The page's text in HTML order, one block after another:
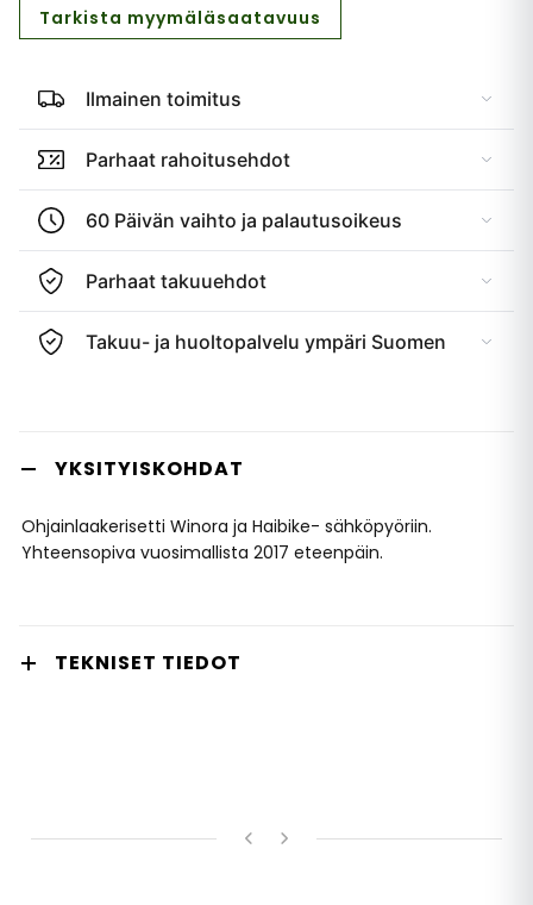
Tarkista myymäläsaatavuus
Ilmainen toimitus
Parhaat rahoitusehdot
60 Päivän vaihto ja palautusoikeus
Parhaat takuuehdot
Takuu- ja huoltopalvelu ympäri Suomen
YKSITYISKOHDAT
Ohjainlaakerisetti Winora ja Haibike- sähköpyöriin.
Yhteensopiva vuosimallista 2017 eteenpäin.
TEKNISET TIEDOT